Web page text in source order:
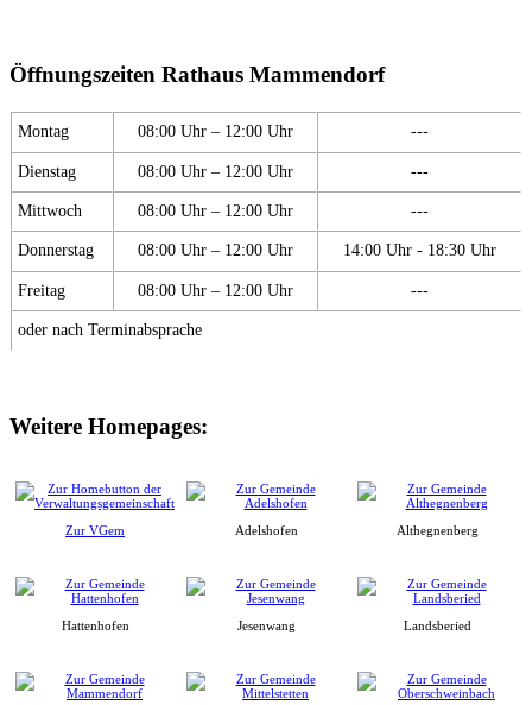
Öffnungszeiten Rathaus Mammendorf
Montag 08:00 Uhr – 12:00 Uhr ---
Dienstag 08:00 Uhr – 12:00 Uhr ---
Mittwoch 08:00 Uhr – 12:00 Uhr ---
Donnerstag 08:00 Uhr – 12:00 Uhr 14:00 Uhr - 18:30 Uhr
Freitag 08:00 Uhr – 12:00 Uhr ---
oder nach Terminabsprache
Weitere Homepages:
Zur VGem Adelshofen Althegnenberg
Hattenhofen Jesenwang Landsberied